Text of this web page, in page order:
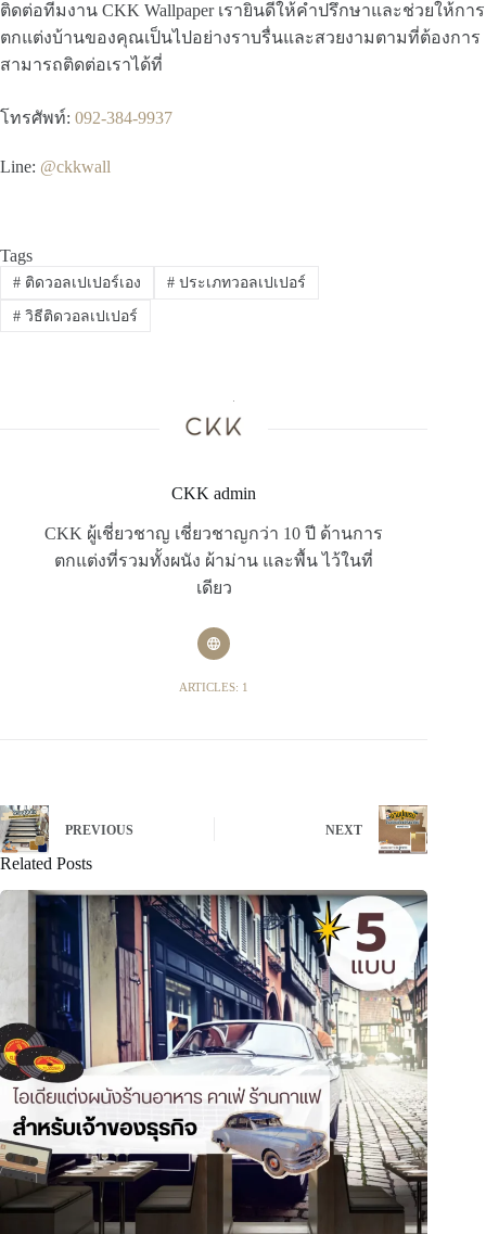
ติดต่อทีมงาน CKK Wallpaper เรายินดีให้คำปรึกษาและช่วยให้การ
ตกแต่งบ้านของคุณเป็นไปอย่างราบรื่นและสวยงามตามที่ต้องการ
สามารถติดต่อเราได้ที่
โทรศัพท์: 092-384-9937
Line: @ckkwall
Tags
#ติดวอลเปเปอร์เอง #ประเภทวอลเปเปอร์
#วิธีติดวอลเปเปอร์
CKK admin
CKK ผู้เชี่ยวชาญ เชี่ยวชาญกว่า 10 ปี ด้านการ
ตกแต่งที่รวมทั้งผนัง ผ้าม่าน และพื้น ไว้ในที่
เดียว
ARTICLES: 1
PREVIOUS NEXT
Related Posts